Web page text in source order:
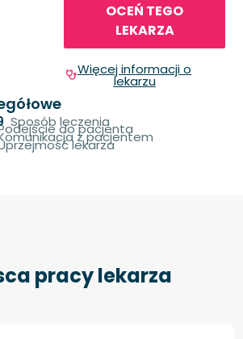
OCEŃ TEGO
LEKARZA
Więcej informacji o
lekarzu
Sposób leczenia
do pacjenta
Komunikacja z pacjentem
lekarza
pracy lekarza